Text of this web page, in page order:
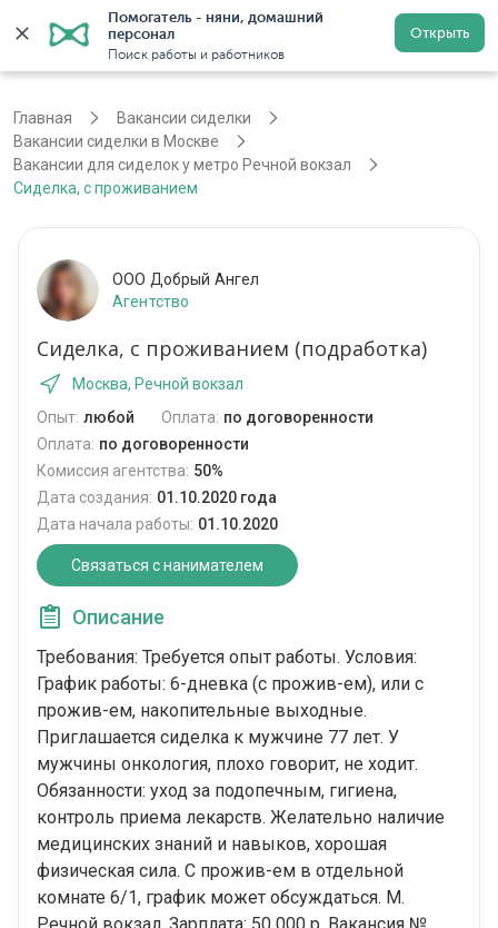
Помогатель - няни, домашний
персонал
Поиск работы и работников
Открыть
Регистрация
Главная
Вакансии сиделки
Вакансии сиделки в Москве
Вакансии для сиделок у метро Речной вокзал
Сиделка, с проживанием
ООО Добрый Ангел
Агентство
Сиделка, с проживанием (подработка)
Москва, Речной вокзал
Опыт: любой Оплата: по договоренности
Оплата: по договоренности
Комиссия агентства: 50%
Дата создания: 01.10.2020 года
Дата начала работы: 01.10.2020
Связаться с нанимателем
Описание
Требования: Требуется опыт работы. Условия:
График работы: 6-дневка (с прожив-ем), или с
прожив-ем, накопительные выходные.
Приглашается сиделка к мужчине 77 лет. У
мужчины онкология, плохо говорит, не ходит.
Обязанности: уход за подопечным, гигиена,
контроль приема лекарств. Желательно наличие
медицинских знаний и навыков, хорошая
физическая сила. С прожив-ем в отдельной
комнате 6/1, график может обсуждаться. М.